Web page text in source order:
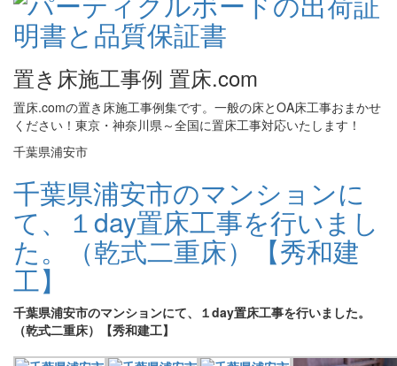
置き床施工事例 置床.com
置床.comの置き床施工事例集です。一般の床とOA床工事おまかせ
ください！東京・神奈川県～全国に置床工事対応いたします！
千葉県浦安市
千葉県浦安市のマンションに
て、１day置床工事を行いまし
た。（乾式二重床）【秀和建
工】
千葉県浦安市のマンションにて、１day置床工事を行いました。
（乾式二重床）【秀和建工】